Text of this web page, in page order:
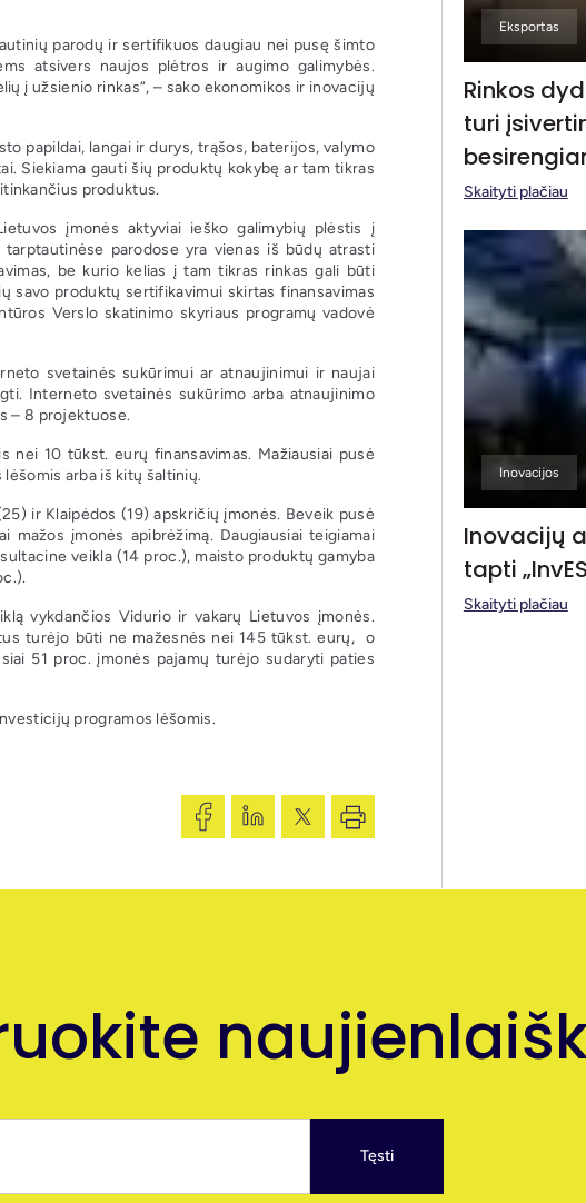
parodų ir sertifikuos daugiau nei pusę šimto
atsivers naujos plėtros ir augimo galimybės.
į užsienio rinkas“, – sako ekonomikos ir inovacijų
papildai, langai ir durys, trąšos, baterijos, valymo
Siekiama gauti šių produktų kokybę ar tam tikras
produktus.
įmonės aktyviai ieško galimybių plėstis į
parodose yra vienas iš būdų atrasti
be kurio kelias į tam tikras rinkas gali būti
savo produktų sertifikavimui skirtas finansavimas
Verslo skatinimo skyriaus programų vadovė
svetainės sukūrimui ar atnaujinimui ir naujai
Interneto svetainės sukūrimo arba atnaujinimo
– 8 projektuose.
10 tūkst. eurų finansavimas. Mažiausiai pusė
arba iš kitų šaltinių.
ir Klaipėdos (19) apskričių įmonės. Beveik pusė
įmonės apibrėžimą. Daugiausiai teigiamai
veikla (14 proc.), maisto produktų gamyba
vykdančios Vidurio ir vakarų Lietuvos įmonės.
turėjo būti ne mažesnės nei 145 tūkst. eurų, o
51 proc. įmonės pajamų turėjo sudaryti paties
programos lėšomis.
Eksportas
Rinkos
turi
Skaityti plačiau
Inovacijos
Inovacijų
tapti
Skaityti plačiau
Tęsti